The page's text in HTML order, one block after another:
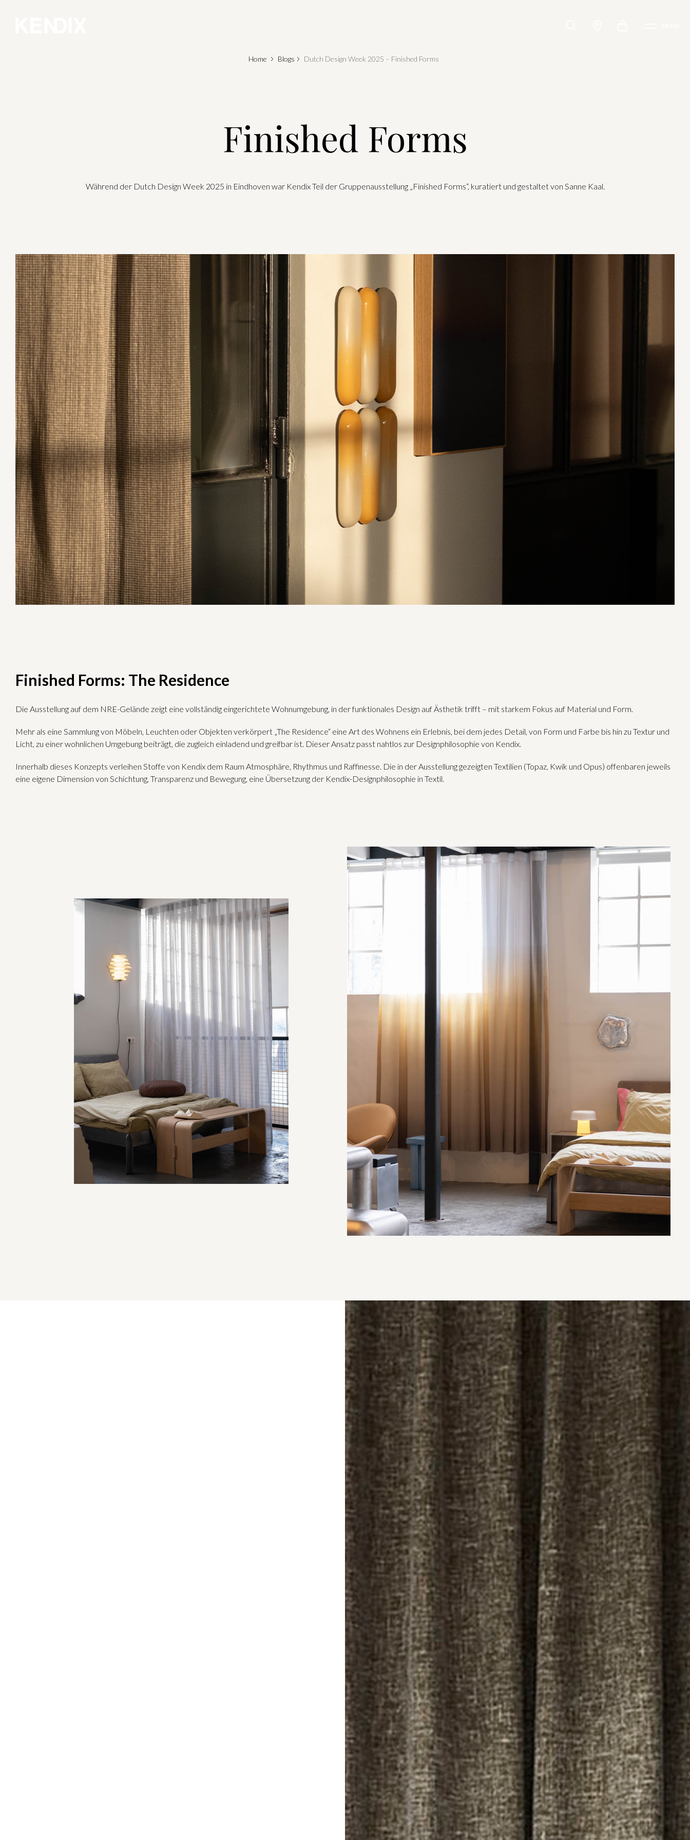
Home Blogs Dutch Design Week 2025 – Finished Forms
Finished Forms
Während der Dutch Design Week 2025 in Eindhoven war Kendix Teil der Gruppenausstellung „Finished Forms“, kuratiert und gestaltet von Sanne Kaal.
Finished Forms: The Residence
Die Ausstellung auf dem NRE-Gelände zeigt eine vollständig eingerichtete Wohnumgebung, in der funktionales Design auf Ästhetik trifft – mit starkem Fokus auf Material und Form.
Mehr als eine Sammlung von Möbeln, Leuchten oder Objekten verkörpert „The Residence“ eine Art des Wohnens ein Erlebnis, bei dem jedes Detail, von Form und Farbe bis hin zu Textur und
Licht, zu einer wohnlichen Umgebung beiträgt, die zugleich einladend und greifbar ist. Dieser Ansatz passt nahtlos zur Designphilosophie von Kendix.
Innerhalb dieses Konzepts verleihen Stoffe von Kendix dem Raum Atmosphäre, Rhythmus und Raffinesse. Die in der Ausstellung gezeigten Textilien (Topaz, Kwik und Opus) offenbaren jeweils
eine eigene Dimension von Schichtung, Transparenz und Bewegung, eine Übersetzung der Kendix-Designphilosophie in Textil.